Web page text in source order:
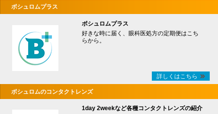
ボシュロムプラス
ボシュロムプラス
好きな時に届く、眼科医処方の定期便はこち
らから。
詳しくはこちら
ボシュロムのコンタクトレンズ
1day 2weekなど各種コンタクトレンズの紹介